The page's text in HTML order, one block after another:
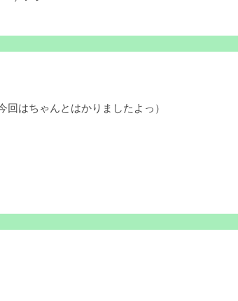
はちゃんとはかりましたよっ）